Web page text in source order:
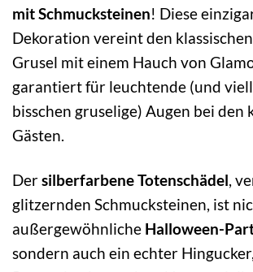
mit Schmucksteinen! Diese
Dekoration vereint den
Grusel mit einem Hauch von
garantiert für leuchtende (und
bisschen gruselige) Augen bei den
Gästen.
Dersilberfarbene Totenschädel,
glitzernden Schmucksteinen, ist
außergewöhnliche Halloween-
sondern auch ein echter